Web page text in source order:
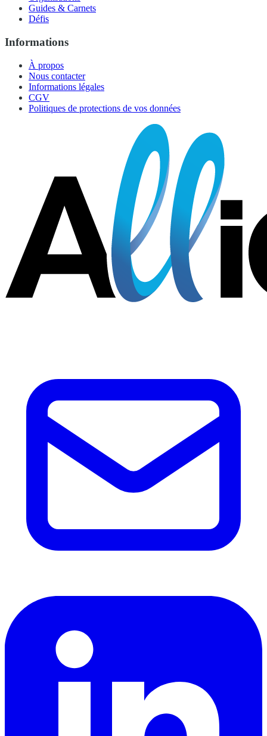
Guides & Carnets
Défis
Informations
À propos
Nous contacter
Informations légales
CGV
Politiques de protections de vos données